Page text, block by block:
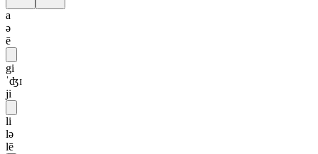
a
ə
ē
gi
ˈʤɪ
ji
li
lə
lē